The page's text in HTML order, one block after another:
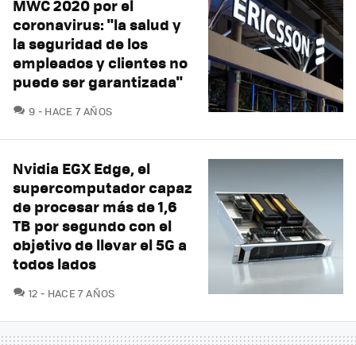
MWC 2020 por el
coronavirus: "la salud y
la seguridad de los
empleados y clientes no
puede ser garantizada"
9 COMENTARIOS
HACE 7 AÑOS
Nvidia EGX Edge, el
supercomputador capaz
de procesar más de 1,6
TB por segundo con el
objetivo de llevar el 5G a
todos lados
12 COMENTARIOS
HACE 7 AÑOS